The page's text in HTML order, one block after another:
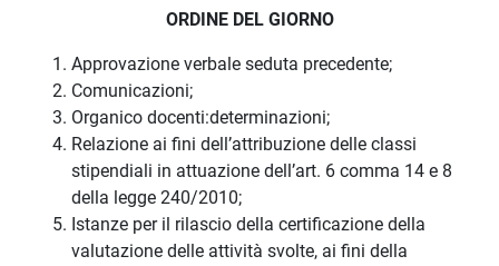
ORDINE DEL GIORNO
Approvazione verbale seduta precedente;
Comunicazioni;
Organico docenti:determinazioni;
Relazione ai fini dell’attribuzione delle classi
stipendiali in attuazione dell’art. 6 comma 14 e 8
della legge 240/2010;
Istanze per il rilascio della certificazione della
valutazione delle attività svolte, ai fini della